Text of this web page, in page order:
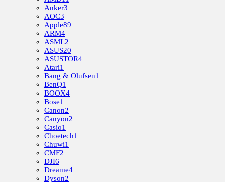
Anker3
AOC3
Apple89
ARM4
ASML2
ASUS20
ASUSTOR4
Atari1
Bang & Olufsen1
BenQ1
BOOX4
Bose1
Canon2
Canyon2
Casio1
Choetech1
Chuwi1
CMF2
DJI6
Dreame4
Dyson2